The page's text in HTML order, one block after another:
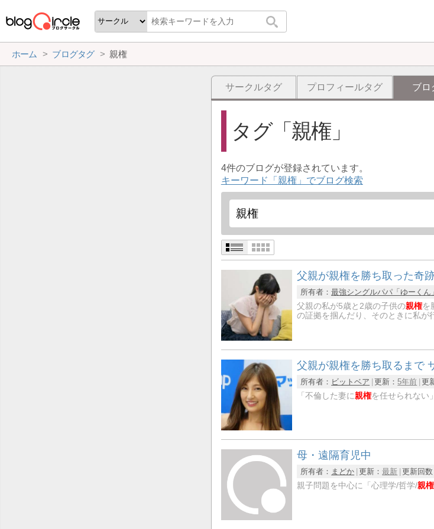
ホーム ブログタグ 親権
サークルタグ プロフィールタグ ブロ
タグ 親権
4件のブログが登録されています。
キーワード「親権」でブログ検索
父親が親権を勝ち取った奇
所有者：最強シングルパパ「ゆーくん」
父親の私が5歳と2歳の子供の親権を
の証拠を掴んだり、そのときに私が
父親が親権を勝ち取るまで
所有者： ビットベア 更新：5年前 更
「不倫した妻に親権を任せられない
母・遠隔育児中
所有者： まどか 更新：最新 更新回
親子問題を中心に「心理学/哲学/親権